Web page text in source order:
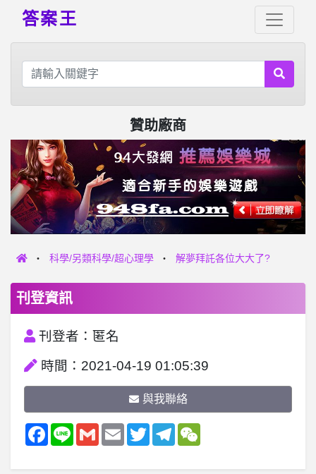
答案王
贊助廠商
科學/另類科學/超心理學 解夢拜託各位大大了?
刊登資訊
刊登者：匿名
時間：2021-04-19 01:05:39
與我聯絡
Facebook
Line GmailEmail TwitterTelegramWeChat